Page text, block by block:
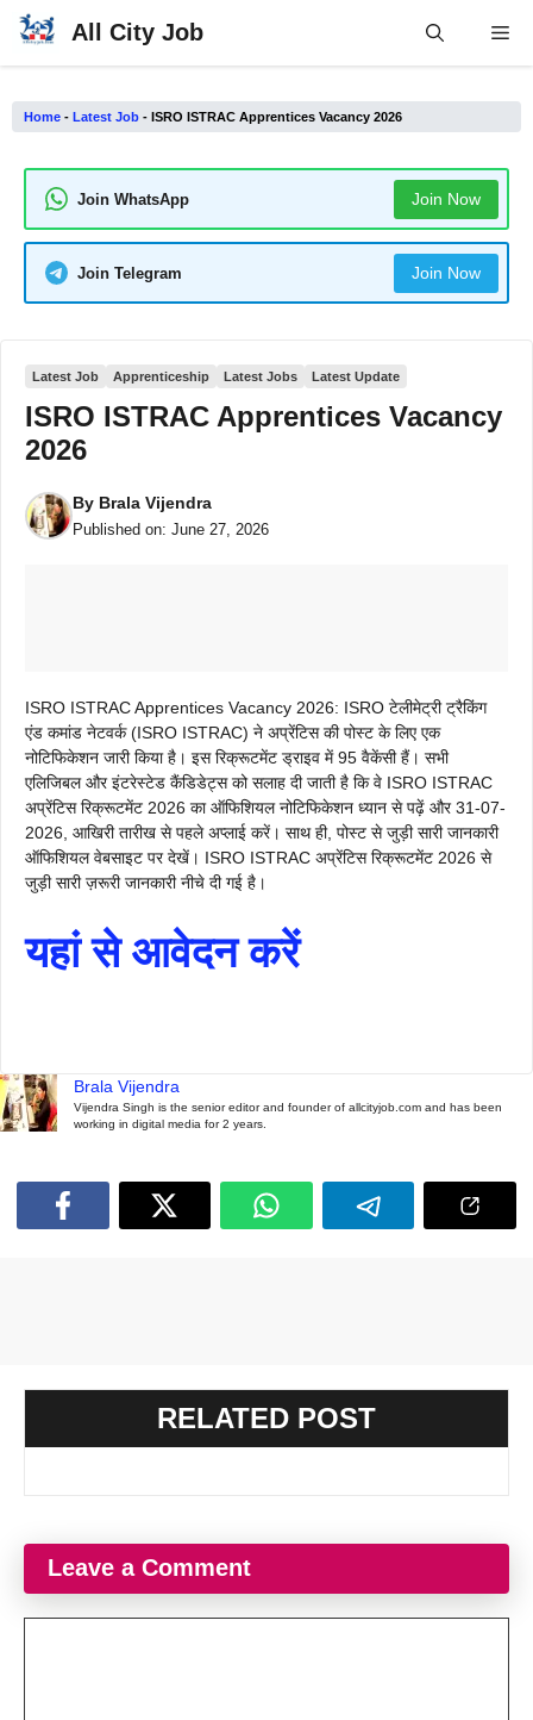
Skip
All City Job
Home - Latest Job - ISRO ISTRAC Apprentices Vacancy 2026
Join WhatsApp Join Now
Join Telegram Join Now
Latest Job Apprenticeship Latest Jobs Latest Update
ISRO ISTRAC Apprentices Vacancy
2026
By Brala Vijendra
Published on: June 27, 2026
ISRO ISTRAC Apprentices Vacancy 2026: ISRO टेलीमेट्री ट्रैकिंग
एंड कमांड नेटवर्क (ISRO ISTRAC) ने अप्रेंटिस की पोस्ट के लिए एक
नोटिफिकेशन जारी किया है। इस रिक्रूटमेंट ड्राइव में 95 वैकेंसी हैं। सभी
एलिजिबल और इंटरेस्टेड कैंडिडेट्स को सलाह दी जाती है कि वे ISRO ISTRAC
अप्रेंटिस रिक्रूटमेंट 2026 का ऑफिशियल नोटिफिकेशन ध्यान से पढ़ें और 31-07-
2026, आखिरी तारीख से पहले अप्लाई करें। साथ ही, पोस्ट से जुड़ी सारी जानकारी
ऑफिशियल वेबसाइट पर देखें। ISRO ISTRAC अप्रेंटिस रिक्रूटमेंट 2026 से
जुड़ी सारी ज़रूरी जानकारी नीचे दी गई है।
यहां से आवेदन करें
Brala Vijendra
Vijendra Singh is the senior editor and founder of allcityjob.com and has been
working in digital media for 2 years.
RELATED POST
Leave a Comment